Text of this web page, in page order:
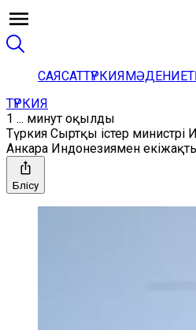
САЯСАТТҮРКИЯМӘДЕНИЕТ
ТҮРКИЯ
1 ... минут оқылды
Түркия Сыртқы істер министрі
Анкара Индонезиямен
Бөлісу